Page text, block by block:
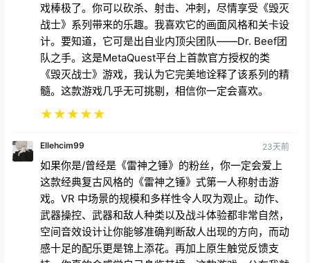
髓。这款游戏几乎无可挑剔，相信你一定会喜欢。
★★ ★★★
Ellehcim99 23天前
如果你是/曾经是《雷神之锤》的粉丝，你一定会爱上
这款经典复古风格的《雷神之锤》式第一人称射击游
戏。VR 中场景的规模和多样性令人叹为观止。动作、
空间音效设计让你能够准确判断敌人出现的方向，而动
感十足的配乐更是锦上添花。再加上原生触觉反馈支
持，你真的会感觉自己身临其境。这款游戏一公布我就
把它加入了愿望清单，它果然没有让我失望，千万不要
错过，强烈推荐！
★★★★★